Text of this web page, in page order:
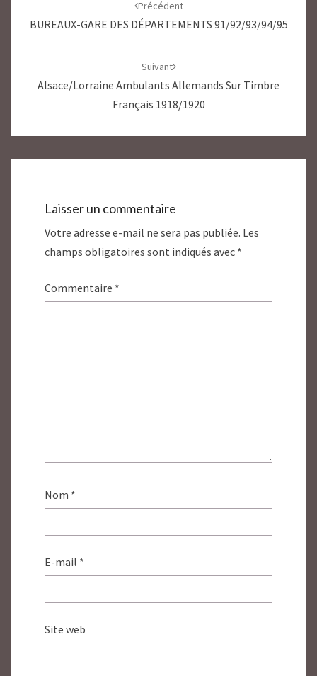
Précédent
BUREAUX-GARE DES DÉPARTEMENTS 91/92/93/94/95
Suivant
Alsace/Lorraine Ambulants Allemands Sur Timbre
Français 1918/1920
Laisser un commentaire
Votre adresse e-mail ne sera pas publiée. Les
champs obligatoires sont indiqués avec *
Commentaire *
Nom *
E-mail *
Site web